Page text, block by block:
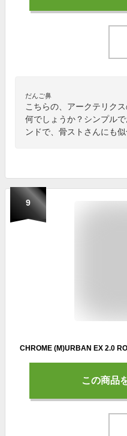
だんご鼻
こちらの、アークテリク
何でしょうか？シンプル
ンドで、骨ストさんにも似
9
この商品